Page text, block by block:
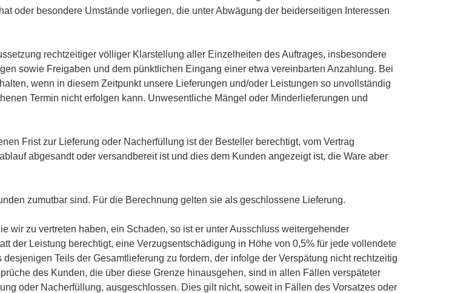
oder besondere Umstände vorliegen, die unter Abwägung der beiderseitigen Interessen
rechtzeitiger völliger Klarstellung aller Einzelheiten des Auftrages, insbesondere
sowie Freigaben und dem pünktlichen Eingang einer etwa vereinbarten Anzahlung. Bei
wenn in diesem Zeitpunkt unsere Lieferungen und/oder Leistungen so unvollständig
Termin nicht erfolgen kann. Unwesentliche Mängel oder Minderlieferungen und
Frist zur Lieferung oder Nacherfüllung ist der Besteller berechtigt, vom Vertrag
abgesandt oder versandbereit ist und dies dem Kunden angezeigt ist, die Ware aber
zumutbar sind. Für die Berechnung gelten sie als geschlossene Lieferung.
wir zu vertreten haben, ein Schaden, so ist er unter Ausschluss weitergehender
der Leistung berechtigt, eine Verzugsentschädigung in Höhe von 0,5% für jede vollendete
Teils der Gesamtlieferung zu fordern, der infolge der Verspätung nicht rechtzeitig
des Kunden, die über diese Grenze hinausgehen, sind in allen Fällen verspäteter
oder Nacherfüllung, ausgeschlossen. Dies gilt nicht, soweit in Fällen des Vorsatzes oder